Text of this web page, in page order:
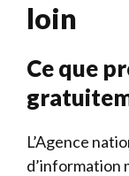
loin
Ce que
L’Agence
d’information